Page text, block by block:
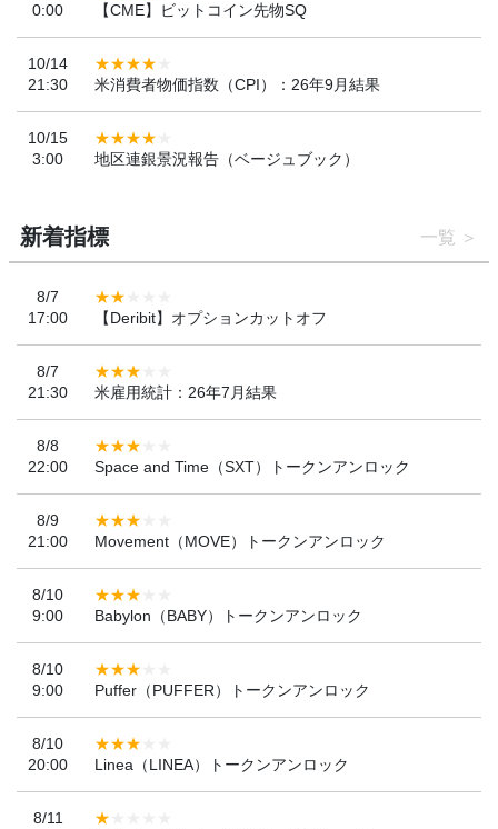
0:00
【CME】ビットコイン先物SQ
10/14
21:30
米消費者物価指数（CPI）：26年9月結果
10/15
3:00
地区連銀景況報告（ベージュブック）
新着指標 一覧
8/7
17:00
【Deribit】オプションカットオフ
8/7
21:30
米雇用統計：26年7月結果
8/8
22:00
Space and Time（SXT）トークンアンロック
8/9
21:00
Movement（MOVE）トークンアンロック
8/10
9:00
Babylon（BABY）トークンアンロック
8/10
9:00
Puffer（PUFFER）トークンアンロック
8/10
20:00
Linea（LINEA）トークンアンロック
8/11